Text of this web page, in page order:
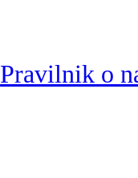
Pravilnik o